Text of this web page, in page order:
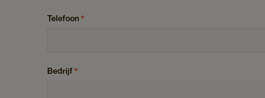
Telefoon*
Bedrijf*